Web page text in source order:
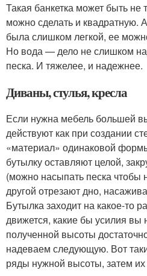
Такая банкетка может быть не
можно сделать и квадратную.
была слишком легкой, ее
Но вода — дело не слишком
песка. И тяжелее, и надежнее.
Диваны, стулья, кресла
Если нужна мебель большей
действуют как при создании
«материал» одинаковой
бутылку оставляют целой,
(можно насыпать песка чтобы
другой отрезают дно,
Бутылка заходит на какое-то
движется, какие бы усилия вы
полученной высоты
надеваем следующую. Вот
ряды нужной высоты, затем их